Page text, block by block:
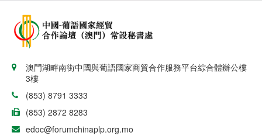
澳門湖畔南街中國與葡語國家商貿合作服務平台綜合體辦公樓
3樓
(853) 8791 3333
(853) 2872 8283
edoc@forumchinaplp.org.mo